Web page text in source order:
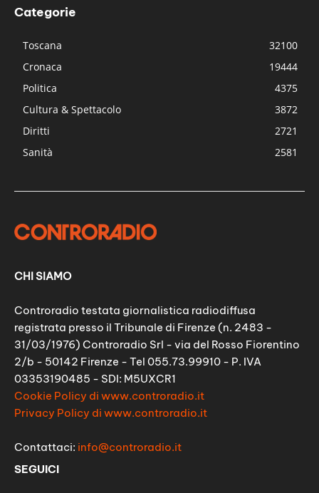
Categorie
Toscana
32100
Cronaca
19444
Politica
4375
Cultura & Spettacolo
3872
Diritti
2721
Sanità
2581
CHI SIAMO
Controradio testata giornalistica radiodiffusa
registrata presso il Tribunale di Firenze (n. 2483 -
31/03/1976) Controradio Srl - via del Rosso Fiorentino
2/b - 50142 Firenze - Tel 055.73.99910 - P. IVA
03353190485 - SDI: M5UXCR1
Cookie Policy di www.controradio.it
Privacy Policy di www.controradio.it
Contattaci: info@controradio.it
SEGUICI